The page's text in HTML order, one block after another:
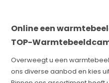
Online een
TOP-
Overweegt u een
ons diverse aanbod en kies